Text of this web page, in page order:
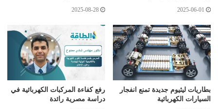
2025-06-01
2025-08-28
بطاريات ليثيوم جديدة تمنع انفجار
السيارات الكهربائية
رفع كفاءة المركبات الكهربائية في
دراسة مصرية رائدة